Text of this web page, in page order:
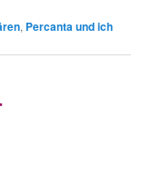
, Percanta und ich